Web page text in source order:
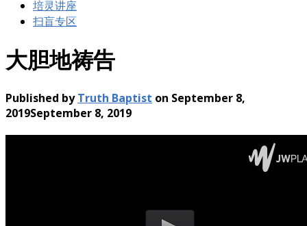
培灵讲座
扫盲专区
大胆地祷告
Published byTruth Baptist on September 8,
2019September 8, 2019